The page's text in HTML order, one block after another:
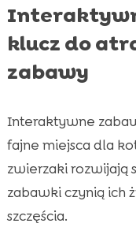
klucz do
zabawy
Interaktywne
fajne miejsca dla
zwierzaki rozwijają
zabawki czynią ich
szczęścia.